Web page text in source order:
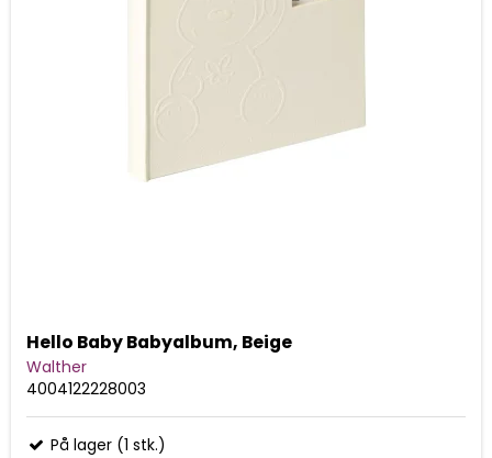
Hello Baby Babyalbum, Beige
Walther
4004122228003
På lager (1 stk.)